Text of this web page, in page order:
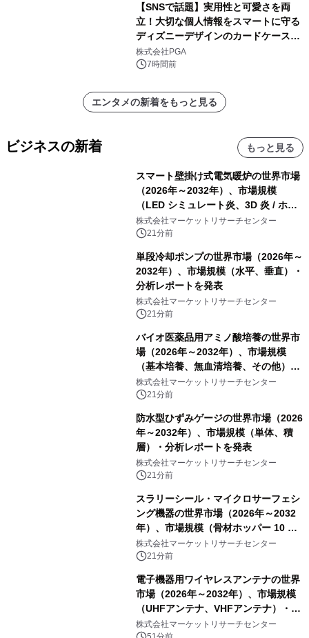
【SNSで話題】実用性と可愛さを両
立！大切な個人情報をスマートに守る
ディズニーデザインのカードケースを
株式会社PGAが8月7日発売
株式会社PGA
7時間前
エンタメの新着をもっと見る
ビジネスの新着 もっと見る
スマート壁掛け式電気暖炉の世界市場
（2026年～2032年）、市場規模
（LED シミュレート炎、3D 炎 / ホロ
グラフィック効果、水ミスト炎）・分
析レポートを発表
株式会社マーケットリサーチセンター
21分前
単段冷却ポンプの世界市場（2026年～
2032年）、市場規模（水平、垂直）・
分析レポートを発表
株式会社マーケットリサーチセンター
21分前
バイオ医薬品用アミノ酸培養の世界市
場（2026年～2032年）、市場規模
（基本培養、無血清培養、その他）・
分析レポートを発表
株式会社マーケットリサーチセンター
21分前
防水型ひずみゲージの世界市場（2026
年～2032年）、市場規模（単体、積
層）・分析レポートを発表
株式会社マーケットリサーチセンター
21分前
スラリーシール・マイクロサーフェシ
ング機器の世界市場（2026年～2032
年）、市場規模（骨材ホッパー 10 m³
以下、骨材ホッパー 10 m³～12 m³、
骨材ホッパー 12 m³以上）・分析レポ
株式会社マーケットリサーチセンター
21分前
電子機器用ワイヤレスアンテナの世界
市場（2026年～2032年）、市場規模
（UHFアンテナ、VHFアンテナ）・分
析レポートを発表
株式会社マーケットリサーチセンター